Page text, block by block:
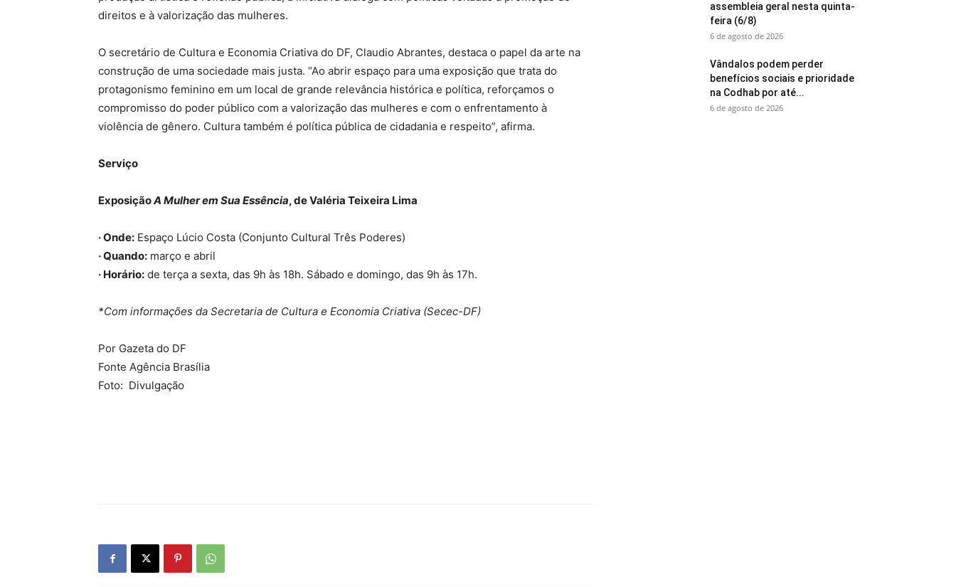
direitos e à valorização das mulheres.
O secretário de Cultura e Economia Criativa do DF, Claudio Abrantes, destaca o papel da arte na
construção de uma sociedade mais justa. “Ao abrir espaço para uma exposição que trata do
protagonismo feminino em um local de grande relevância histórica e política, reforçamos o
compromisso do poder público com a valorização das mulheres e com o enfrentamento à
violência de gênero. Cultura também é política pública de cidadania e respeito”, afirma.
Serviço
ExposiçãoA Mulher em Sua Essência, de Valéria Teixeira Lima
· Onde: Espaço Lúcio Costa (Conjunto Cultural Três Poderes)
· Quando: março e abril
· Horário: de terça a sexta, das 9h às 18h. Sábado e domingo, das 9h às 17h.
*Com informações da Secretaria de Cultura e Economia Criativa (Secec-DF)
Por Gazeta do DF
Fonte Agência Brasília
Foto: Divulgação
assembleia geral nesta quinta-
feira (6/8)
6 de agosto de 2026
Vândalos podem perder
benefícios sociais e prioridade
na Codhab por até...
6 de agosto de 2026